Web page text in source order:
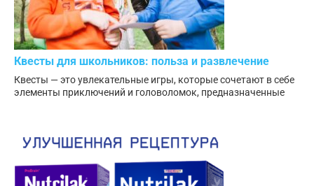
Квесты для школьников: польза и развлечение
Квесты — это увлекательные игры, которые сочетают в себе
элементы приключений и головоломок, предназначенные